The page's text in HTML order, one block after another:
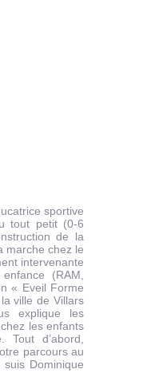
sportive
tout petit (0-6
de la
marche chez le
intervenante
(RAM,
« Eveil Forme
ville de Villars
explique les
les enfants
Tout d’abord,
parcours au
Dominique